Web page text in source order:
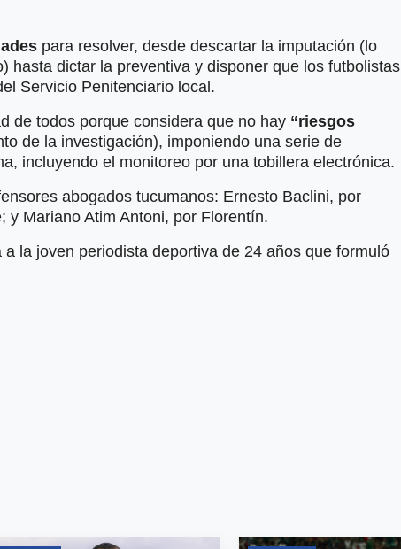
para resolver, desde descartar la imputación (lo
hasta dictar la preventiva y disponer que los futbolistas
Servicio Penitenciario local.
de todos porque considera que no hay “riesgos
de la investigación), imponiendo una serie de
incluyendo el monitoreo por una tobillera electrónica.
abogados tucumanos: Ernesto Baclini, por
y Mariano Atim Antoni, por Florentín.
la joven periodista deportiva de 24 años que formuló